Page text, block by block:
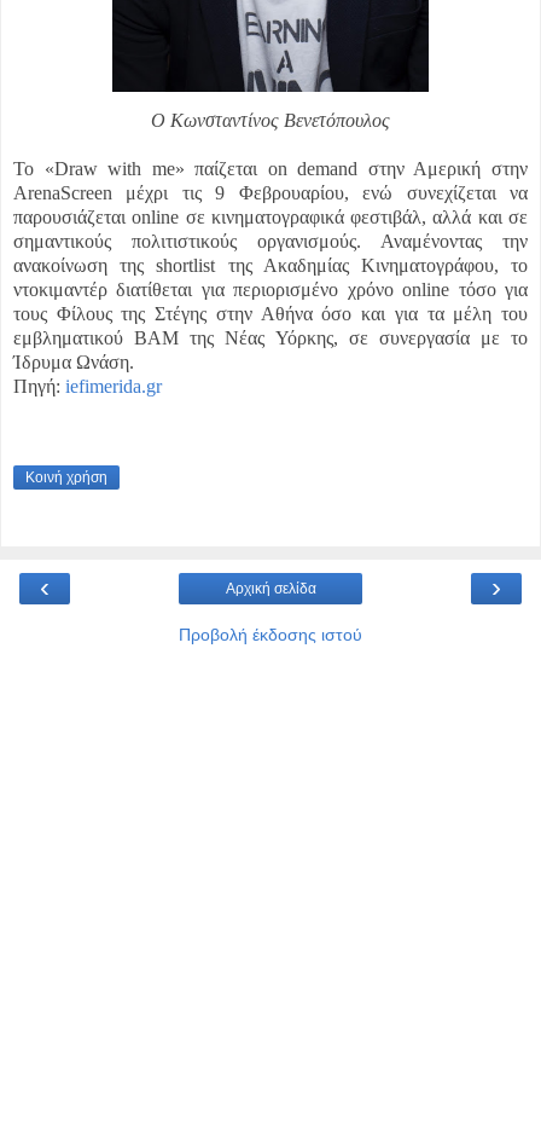
Ο Κωνσταντίνος Βενετόπουλος
Το «Draw with me» παίζεται on demand στην Αμερική στην
ArenaScreen μέχρι τις 9 Φεβρουαρίου, ενώ συνεχίζεται να
παρουσιάζεται online σε κινηματογραφικά φεστιβάλ, αλλά και σε
σημαντικούς πολιτιστικούς οργανισμούς. Αναμένοντας την
ανακοίνωση της shortlist της Ακαδημίας Κινηματογράφου, το
ντοκιμαντέρ διατίθεται για περιορισμένο χρόνο online τόσο για
τους Φίλους της Στέγης στην Αθήνα όσο και για τα μέλη του
εμβληματικού BAM της Νέας Υόρκης, σε συνεργασία με το
Ίδρυμα Ωνάση.
Πηγή: iefimerida.gr
Κοινή χρήση
‹ ›
Αρχική σελίδα
Προβολή έκδοσης ιστού